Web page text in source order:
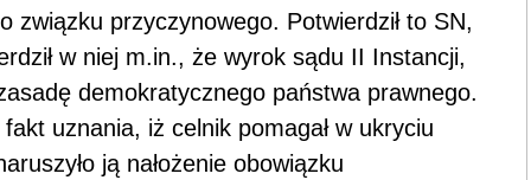
związku przyczynowego. Potwierdził to SN,
w niej m.in., że wyrok sądu II Instancji,
demokratycznego państwa prawnego.
uznania, iż celnik pomagał w ukryciu
ją nałożenie obowiązku